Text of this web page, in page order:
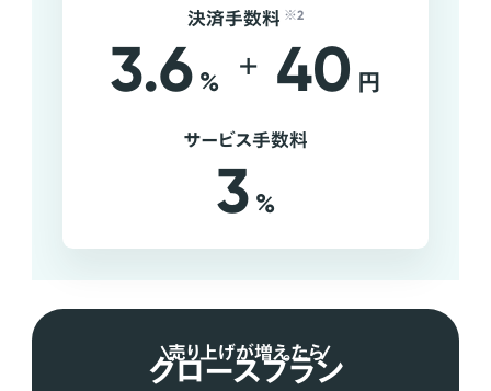
決済手数料 ※2
3.6 % + 40 円
サービス手数料
3 %
売り上げが増えたら
グロースプラン